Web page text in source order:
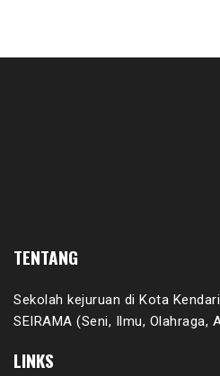
TENTANG
Sekolah kejuruan di Kota
SEIRAMA (Seni, Ilmu, Olahraga,
LINKS